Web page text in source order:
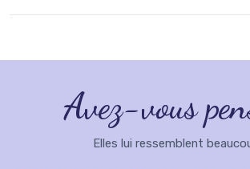
Avez-vous
Elles lui ressemblent